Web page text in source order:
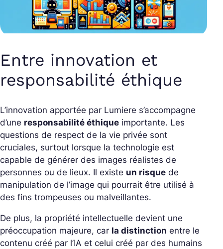
Entre innovation et
responsabilité éthique
L’innovation apportée par Lumiere s’accompagne
d’une responsabilité éthique importante. Les
questions de respect de la vie privée sont
cruciales, surtout lorsque la technologie est
capable de générer des images réalistes de
personnes ou de lieux. Il existe un risque de
manipulation de l’image qui pourrait être utilisé à
des fins trompeuses ou malveillantes.
De plus, la propriété intellectuelle devient une
préoccupation majeure, car la distinction entre le
contenu créé par l’IA et celui créé par des humains